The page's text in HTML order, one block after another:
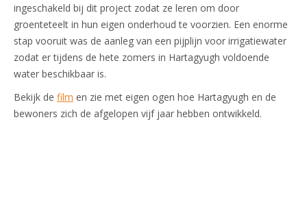
ingeschakeld bij dit project zodat ze leren om door
groenteteelt in hun eigen onderhoud te voorzien. Een enorme
stap vooruit was de aanleg van een pijplijn voor irrigatiewater
zodat er tijdens de hete zomers in Hartagyugh voldoende
water beschikbaar is.
Bekijk de film en zie met eigen ogen hoe Hartagyugh en de
bewoners zich de afgelopen vijf jaar hebben ontwikkeld.